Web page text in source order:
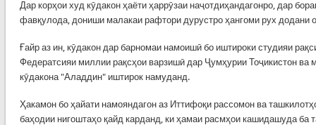
Дар корҳои худ кӯдакон ҳаёти ҳаррӯзаи наҷотдиҳандагонро, дар
фавқулода, дониши малакаи рафтори дурустро ҳангоми рух додани
Ғайр аз ин, кӯдакон дар барномаи намоишӣ бо иштироки студияи
Федератсияи миллии рақсҳои варзишӣ дар Ҷумҳурии Тоҷикистон ва
кӯдакона "Аладдин" иштирок намуданд.
Ҳакамон бо ҳайати намояндагон аз Иттифоқи рассомон ва
баҳодии нигоштаҳо қайд карданд, ки ҳамаи расмҳои кашидашуда ба